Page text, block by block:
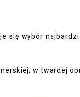
się wybór
w twardej